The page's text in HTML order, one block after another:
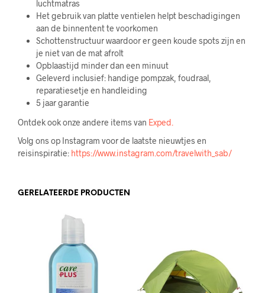
luchtmatras
Het gebruik van platte ventielen helpt beschadigingen
aan de binnentent te voorkomen
Schottenstructuur waardoor er geen koude spots zijn en
je niet van de mat afrolt
Opblaastijd minder dan een minuut
Geleverd inclusief: handige pompzak, foudraal,
reparatiesetje en handleiding
5 jaar garantie
Ontdek ook onze andere items van Exped.
Volg ons op Instagram voor de laatste nieuwtjes en
reisinspiratie: https://www.instagram.com/travelwith_sab/
GERELATEERDE PRODUCTEN